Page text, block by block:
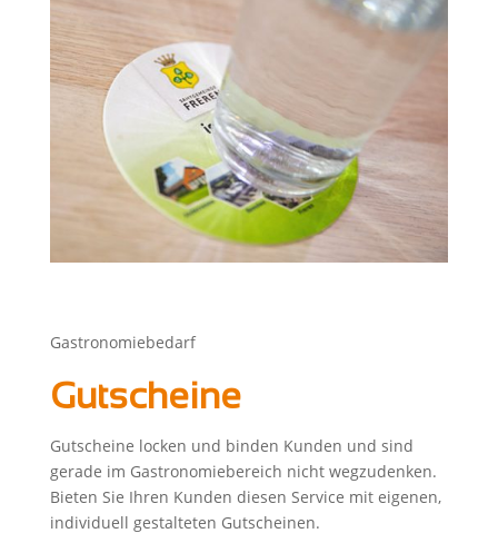
Gastronomiebedarf
Gutscheine
Gutscheine locken und binden Kunden und sind
gerade im Gastronomiebereich nicht wegzudenken.
Bieten Sie Ihren Kunden diesen Service mit eigenen,
individuell gestalteten Gutscheinen.